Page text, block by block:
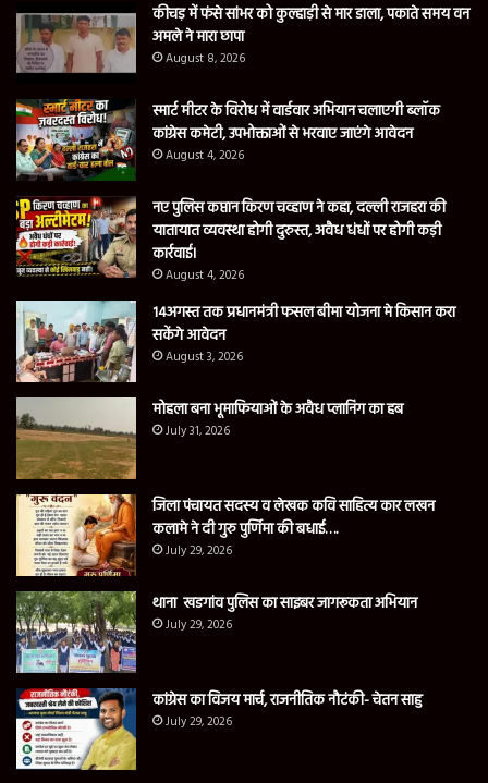
कीचड़ में फंसे सांभर को कुल्हाड़ी से मार डाला, पकाते समय वन
अमले ने मारा छापा
August 8, 2026
स्मार्ट मीटर के विरोध में वार्डवार अभियान चलाएगी ब्लॉक
कांग्रेस कमेटी, उपभोक्ताओं से भरवाए जाएंगे आवेदन
August 4, 2026
नए पुलिस कप्तान किरण चव्हाण ने कहा, दल्ली राजहरा की
यातायात व्यवस्था होगी दुरुस्त, अवैध धंधों पर होगी कड़ी
कार्रवाई।
August 4, 2026
14अगस्त तक प्रधानमंत्री फसल बीमा योजना मे किसान करा
सकेंगे आवेदन
August 3, 2026
मोहला बना भूमाफियाओं के अवैध प्लानिंग का हब
July 31, 2026
जिला पंचायत सदस्य व लेखक कवि साहित्य कार लखन
कलामे ने दी गुरु पुर्णिमा की बधाई….
July 29, 2026
थाना खडगांव पुलिस का साइबर जागरूकता अभियान
July 29, 2026
कांग्रेस का विजय मार्च, राजनीतिक नौटंकी- चेतन साहु
July 29, 2026